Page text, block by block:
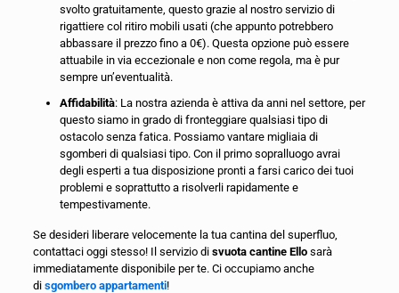
svolto gratuitamente, questo grazie al nostro servizio di
rigattiere col ritiro mobili usati (che appunto potrebbero
abbassare il prezzo fino a 0€). Questa opzione può essere
attuabile in via eccezionale e non come regola, ma è pur
sempre un’eventualità.
Affidabilità: La nostra azienda è attiva da anni nel settore, per
questo siamo in grado di fronteggiare qualsiasi tipo di
ostacolo senza fatica. Possiamo vantare migliaia di
sgomberi di qualsiasi tipo. Con il primo sopralluogo avrai
degli esperti a tua disposizione pronti a farsi carico dei tuoi
problemi e soprattutto a risolverli rapidamente e
tempestivamente.
Se desideri liberare velocemente la tua cantina del superfluo,
contattaci oggi stesso! Il servizio di svuota cantine Ello sarà
immediatamente disponibile per te. Ci occupiamo anche
di sgombero appartamenti!